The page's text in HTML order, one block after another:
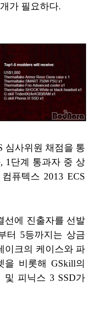
가 필요하다.
심사위원 채점을 통
1단계 통과자 중 상
퓨텍스 2013 ECS
선에 진출자를 선발
터 5등까지는 상금
이크의 케이스와 파
을 비롯해 GSkill의
및 피닉스 3 SSD가